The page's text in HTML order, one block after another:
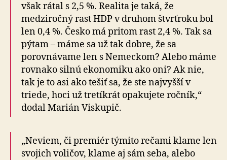
však rátal s 2,5 %. Realita je taká, že
medziročný rast HDP v druhom štvrťroku bol
len 0,4 %. Česko má pritom rast 2,4 %. Tak sa
pýtam – máme sa už tak dobre, že sa
porovnávame len s Nemeckom? Alebo máme
rovnako silnú ekonomiku ako oni? Ak nie,
tak je to asi ako tešiť sa, že ste najvyšší v
triede, hoci už tretíkrát opakujete ročník,“
dodal Marián Viskupič.
„Neviem, či premiér týmito rečami klame len
svojich voličov, klame aj sám seba, alebo